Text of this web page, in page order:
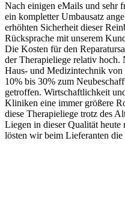
Nach einigen eMails und sehr
ein kompletter Umbausatz
erhöhten Sicherheit dieser
Rücksprache mit unserem
Die Kosten für den
der Therapieliege relativ
Haus- und Medizintechnik
10% bis 30% zum
getroffen. Wirtschaftlichkeit
Kliniken eine immer größere
diese Therapieliege trotz des
Liegen in dieser Qualität
lösten wir beim Lieferanten die